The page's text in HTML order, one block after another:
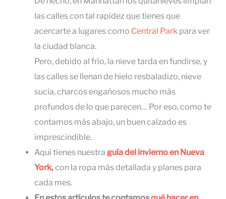
las calles con tal rapidez que tienes que
acercarte a lugares como Central Park para ver
la ciudad blanca.
Pero, debido al frío, la nieve tarda en fundirse, y
las calles se llenan de hielo resbaladizo, nieve
sucia, charcos engañosos mucho más
profundos de lo que parecen… Por eso, como te
contamos más abajo, un buen calzado es
imprescindible.
Aquí tienes nuestra guía del invierno en Nueva
York,con la ropa más detallada y planes para
cada mes.